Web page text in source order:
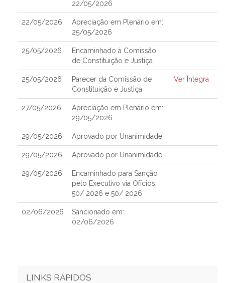
22/05/2026
22/05/2026
Apreciação em Plenário em:
25/05/2026
25/05/2026
Encaminhado à Comissão
de Constituição e Justiça
25/05/2026
Parecer da Comissão de
Constituição e Justiça
Ver Íntegra
27/05/2026
Apreciação em Plenário em:
29/05/2026
29/05/2026 Aprovado por Unanimidade
29/05/2026 Aprovado por Unanimidade
29/05/2026
Encaminhado para Sanção
pelo Executivo via Ofícios:
50/ 2026 e 50/ 2026
02/06/2026
Sancionado em:
02/06/2026
LINKS RÁPIDOS